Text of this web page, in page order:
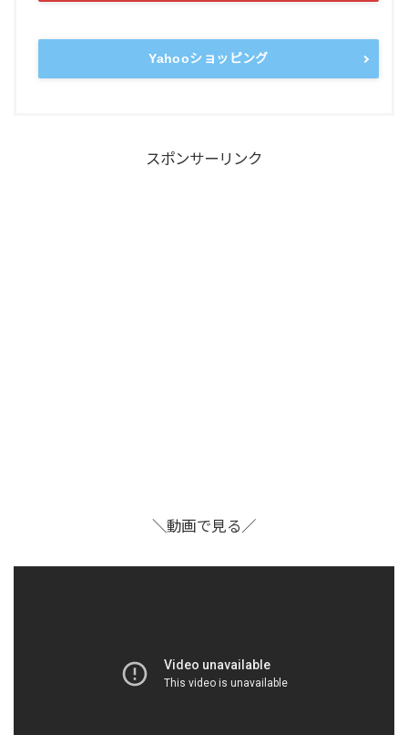
Yahooショッピング
スポンサーリンク
＼動画で見る／